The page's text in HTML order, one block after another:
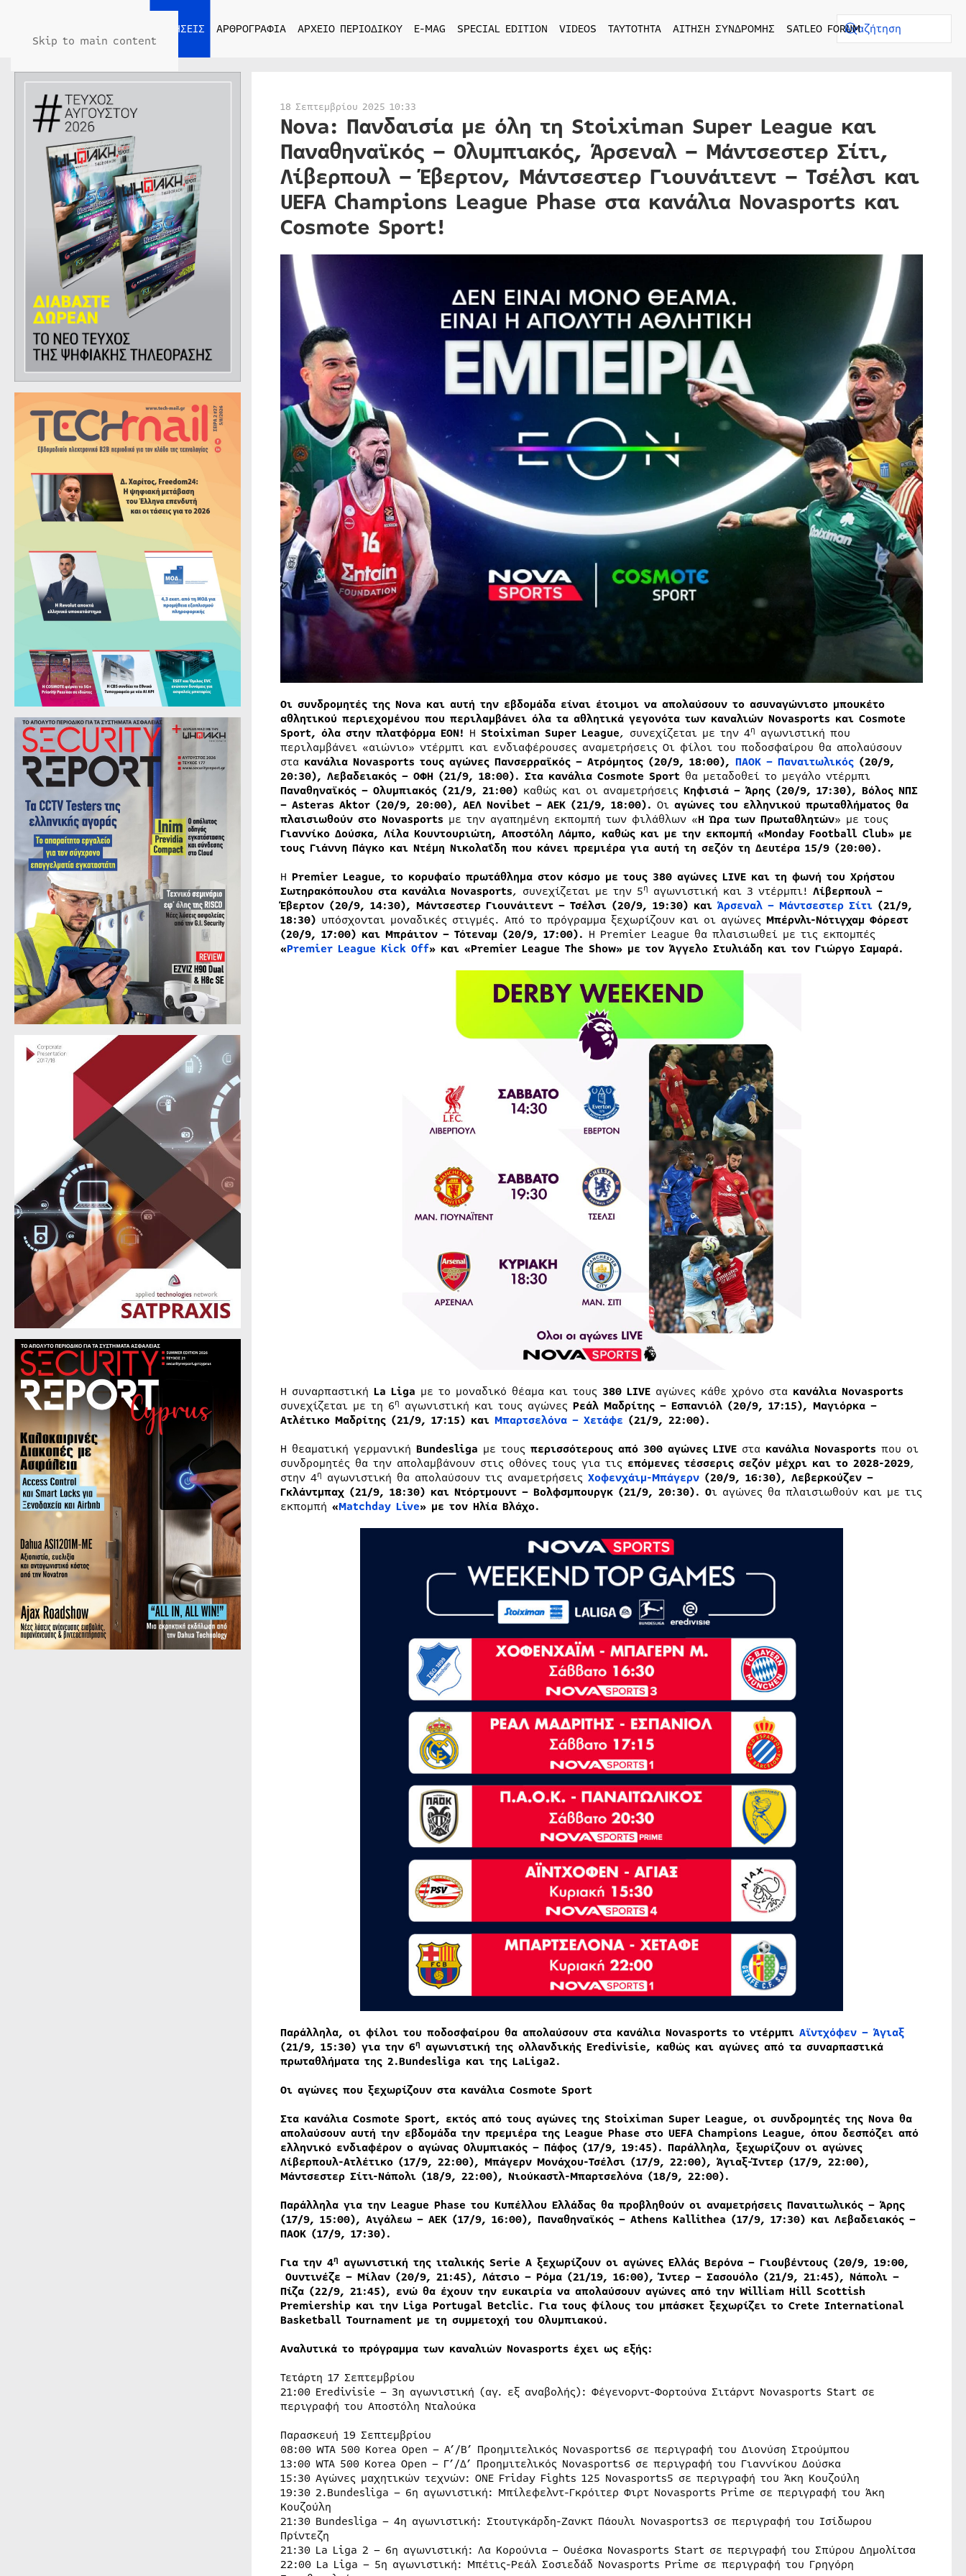
Skip to main content
ΕΙΔΗΣΕΙΣ ΑΡΘΡΟΓΡΑΦΙΑ ΑΡΧΕΙΟ ΠΕΡΙΟΔΙΚΟΥ E-MAG SPECIAL EDITION VIDEOS ΤΑΥΤΟΤΗΤΑ ΑΙΤΗΣΗ ΣΥΝΔΡΟΜΗΣ SATLEO FORUM
18 Σεπτεμβρίου 2025 10:33
Nova: Πανδαισία με όλη τη Stoiximan Super League και
Παναθηναϊκός – Ολυμπιακός, Άρσεναλ – Μάντσεστερ Σίτι,
Λίβερπουλ – Έβερτον, Μάντσεστερ Γιουνάιτεντ – Τσέλσι και
UEFA Champions League Phase στα κανάλια Novasports και
Cosmote Sport!
Οι συνδρομητές της Nova και αυτή την εβδομάδα είναι έτοιμοι να απολαύσουν το ασυναγώνιστο μπουκέτο
αθλητικού περιεχομένου που περιλαμβάνει όλα τα αθλητικά γεγονότα των καναλιών Novasports και Cosmote
Sport, όλα στην πλατφόρμα EON! Η Stoiximan Super League, συνεχίζεται με την 4η αγωνιστική που
περιλαμβάνει «αιώνιο» ντέρμπι και ενδιαφέρουσες αναμετρήσεις Οι φίλοι του ποδοσφαίρου θα απολαύσουν
στα κανάλια Novasports τους αγώνες Πανσερραϊκός – Ατρόμητος (20/9, 18:00), ΠΑΟΚ – Παναιτωλικός(20/9,
20:30), Λεβαδειακός – ΟΦΗ (21/9, 18:00). Στα κανάλια Cosmote Sport θα μεταδοθεί το μεγάλο ντέρμπι
Παναθηναϊκός – Ολυμπιακός (21/9, 21:00) καθώς και οι αναμετρήσεις Κηφισιά – Άρης (20/9, 17:30), Βόλος ΝΠΣ
– Asteras Aktor (20/9, 20:00), ΑΕΛ Novibet – ΑΕΚ (21/9, 18:00). Οι αγώνες του ελληνικού πρωταθλήματος θα
πλαισιωθούν στο Novasports με την αγαπημένη εκπομπή των φιλάθλων «Η Ώρα των Πρωταθλητών» με τους
Γιαννίκο Δούσκα, Λίλα Κουντουριώτη, Αποστόλη Λάμπο, καθώς και με την εκπομπή «Monday Football Club» με
τους Γιάννη Πάγκο και Ντέμη Νικολαΐδη που κάνει πρεμιέρα για αυτή τη σεζόν τη Δευτέρα 15/9 (20:00).
H Premier League, το κορυφαίο πρωτάθλημα στον κόσμο με τους 380 αγώνες LIVE και τη φωνή του Χρήστου
Σωτηρακόπουλου στα κανάλια Novasports, συνεχίζεται με την 5η αγωνιστική και 3 ντέρμπι! Λίβερπουλ –
Έβερτον (20/9, 14:30), Μάντσεστερ Γιουνάιτεντ – Τσέλσι (20/9, 19:30) και Άρσεναλ – Μάντσεστερ Σίτι(21/9,
18:30) υπόσχονται μοναδικές στιγμές. Από το πρόγραμμα ξεχωρίζουν και οι αγώνες Μπέρνλι-Νότιγχαμ Φόρεστ
(20/9, 17:00) και Μπράιτον – Τότεναμ (20/9, 17:00). Η Premier League θα πλαισιωθεί με τις εκπομπές
«Premier League Kick Off» και «Premier League The Show» με τον Άγγελο Στυλιάδη και τον Γιώργο Σαμαρά.
Η συναρπαστική La Liga με το μοναδικό θέαμα και τους 380 LIVE αγώνες κάθε χρόνο στα κανάλια Novasports
συνεχίζεται με τη 6η αγωνιστική και τους αγώνες Ρεάλ Μαδρίτης – Εσπανιόλ (20/9, 17:15), Μαγιόρκα –
Ατλέτικο Μαδρίτης (21/9, 17:15) και Μπαρτσελόνα – Χετάφε (21/9, 22:00).
Η θεαματική γερμανική Bundesliga με τους περισσότερους από 300 αγώνες LIVEστα κανάλια Novasports που οι
συνδρομητές θα την απολαμβάνουν στις οθόνες τους για τις επόμενες τέσσερις σεζόν μέχρι και το 2028-2029,
στην 4η αγωνιστική θα απολαύσουν τις αναμετρήσεις Χοφενχάιμ-Μπάγερν(20/9, 16:30), Λεβερκούζεν –
Γκλάντμπαχ (21/9, 18:30) και Ντόρτμουντ – Βολφσμπουργκ (21/9, 20:30). Οι αγώνες θα πλαισιωθούν και με τις
εκπομπή «Matchday Live» με τον Ηλία Βλάχο.
Παράλληλα, οι φίλοι του ποδοσφαίρου θα απολαύσουν στα κανάλια Novasports το ντέρμπι Αϊντχόφεν – Άγιαξ
(21/9, 15:30) για την 6η αγωνιστική της ολλανδικής Eredivisie, καθώς και αγώνες από τα συναρπαστικά
πρωταθλήματα της 2.Bundesliga και της LaLiga2.
Οι αγώνες που ξεχωρίζουν στα κανάλια Cosmote Sport
Στα κανάλια Cosmote Sport, εκτός από τους αγώνες της Stoiximan Super League, οι συνδρομητές της Nova θα
απολαύσουν αυτή την εβδομάδα την πρεμιέρα της League Phase στο UEFA Champions League, όπου δεσπόζει από
ελληνικό ενδιαφέρον ο αγώνας Ολυμπιακός – Πάφος (17/9, 19:45). Παράλληλα, ξεχωρίζουν οι αγώνες
Λίβερπουλ-Ατλέτικο (17/9, 22:00), Μπάγερν Μονάχου-Τσέλσι (17/9, 22:00), Άγιαξ-Ίντερ (17/9, 22:00),
Μάντσεστερ Σίτι-Νάπολι (18/9, 22:00), Νιούκαστλ-Μπαρτσελόνα (18/9, 22:00).
Παράλληλα για την League Phase του Κυπέλλου Ελλάδας θα προβληθούν οι αναμετρήσεις Παναιτωλικός – Άρης
(17/9, 15:00), Αιγάλεω – ΑΕΚ (17/9, 16:00), Παναθηναϊκός – Athens Kallithea (17/9, 17:30) και Λεβαδειακός –
ΠΑΟΚ (17/9, 17:30).
Για την 4η αγωνιστική της ιταλικής Serie A ξεχωρίζουν οι αγώνες Ελλάς Βερόνα – Γιουβέντους (20/9, 19:00,
Ουντινέζε – Μίλαν (20/9, 21:45), Λάτσιο – Ρόμα (21/19, 16:00), Ίντερ – Σασουόλο (21/9, 21:45), Νάπολι –
Πίζα (22/9, 21:45), ενώ θα έχουν την ευκαιρία να απολαύσουν αγώνες από την William Hill Scottish
Premiership και την Liga Portugal Betclic. Για τους φίλους του μπάσκετ ξεχωρίζει το Crete International
Basketball Tournament με τη συμμετοχή του Ολυμπιακού.
Αναλυτικά το πρόγραμμα των καναλιών Novasports έχει ως εξής:
Τετάρτη 17 Σεπτεμβρίου
21:00 Eredivisie – 3η αγωνιστική (αγ. εξ αναβολής): Φέγενορντ-Φορτούνα Σιτάρντ Novasports Start σε
περιγραφή του Αποστόλη Νταλούκα
Παρασκευή 19 Σεπτεμβρίου
08:00 WTA 500 Korea Open – Α’/Β’ Προημιτελικός Novasports6 σε περιγραφή του Διονύση Στρούμπου
13:00 WTA 500 Korea Open – Γ’/Δ’ Προημιτελικός Novasports6 σε περιγραφή του Γιαννίκου Δούσκα
15:30 Αγώνες μαχητικών τεχνών: ONE Friday Fights 125 Novasports5 σε περιγραφή του Άκη Κουζούλη
19:30 2.Bundesliga – 6η αγωνιστική: Μπίλεφελντ-Γκρόιτερ Φιρτ Novasports Prime σε περιγραφή του Άκη
Κουζούλη
21:30 Bundesliga – 4η αγωνιστική: Στουτγκάρδη-Ζανκτ Πάουλι Novasports3 σε περιγραφή του Ισίδωρου
Πρίντεζη
21:30 La Liga 2 – 6η αγωνιστική: Λα Κορούνια – Ουέσκα Novasports Start σε περιγραφή του Σπύρου Δημολίτσα
22:00 La Liga – 5η αγωνιστική: Μπέτις-Ρεάλ Σοσιεδάδ Novasports Prime σε περιγραφή του Γρηγόρη